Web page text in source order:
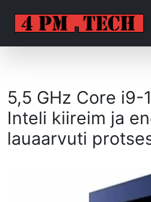
5,5 GHz Core i9-
Inteli kiireim ja
lauaarvuti